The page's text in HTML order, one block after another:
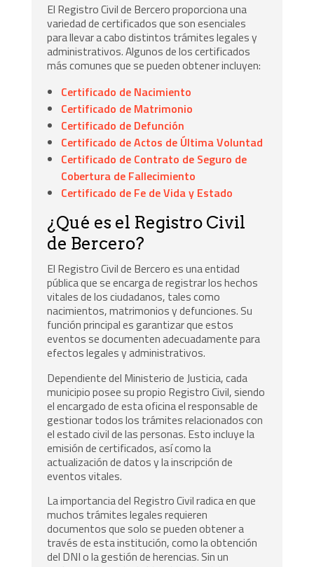
El Registro Civil de Bercero proporciona una
variedad de certificados que son esenciales
para llevar a cabo distintos trámites legales y
administrativos. Algunos de los certificados
más comunes que se pueden obtener incluyen:
Certificado de Nacimiento
Certificado de Matrimonio
Certificado de Defunción
Certificado de Actos de Última Voluntad
Certificado de Contrato de Seguro de
Cobertura de Fallecimiento
Certificado de Fe de Vida y Estado
¿Qué es el Registro Civil
de Bercero?
El Registro Civil de Bercero es una entidad
pública que se encarga de registrar los hechos
vitales de los ciudadanos, tales como
nacimientos, matrimonios y defunciones. Su
función principal es garantizar que estos
eventos se documenten adecuadamente para
efectos legales y administrativos.
Dependiente del Ministerio de Justicia, cada
municipio posee su propio Registro Civil, siendo
el encargado de esta oficina el responsable de
gestionar todos los trámites relacionados con
el estado civil de las personas. Esto incluye la
emisión de certificados, así como la
actualización de datos y la inscripción de
eventos vitales.
La importancia del Registro Civil radica en que
muchos trámites legales requieren
documentos que solo se pueden obtener a
través de esta institución, como la obtención
del DNI o la gestión de herencias. Sin un